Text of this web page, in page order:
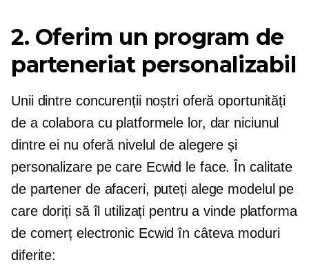
2. Oferim un program de
parteneriat personalizabil
Unii dintre concurenții noștri oferă oportunități
de a colabora cu platformele lor, dar niciunul
dintre ei nu oferă nivelul de alegere și
personalizare pe care Ecwid le face. În calitate
de partener de afaceri, puteți alege modelul pe
care doriți să îl utilizați pentru a vinde platforma
de comerț electronic Ecwid în câteva moduri
diferite: